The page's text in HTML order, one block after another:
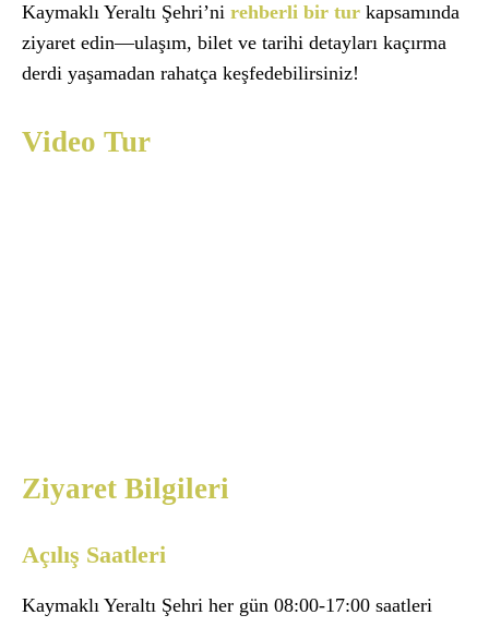
Kaymaklı Yeraltı Şehri’ni rehberli bir tur kapsamında
ziyaret edin—ulaşım, bilet ve tarihi detayları kaçırma
derdi yaşamadan rahatça keşfedebilirsiniz!
Video Tur
Ziyaret Bilgileri
Açılış Saatleri
Kaymaklı Yeraltı Şehri her gün 08:00-17:00 saatleri